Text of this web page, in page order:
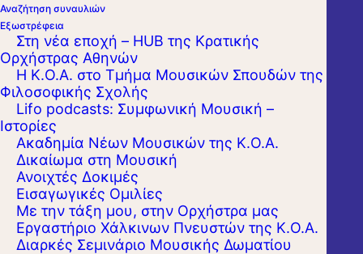
Αναζήτηση συναυλιών
Εξωστρέφεια
Στη νέα εποχή – HUB της Κρατικής
Ορχήστρας Αθηνών
Η Κ.Ο.Α. στο Τμήμα Μουσικών Σπουδών της
Φιλοσοφικής Σχολής
Lifo podcasts: Συμφωνική Μουσική –
Ιστορίες
Ακαδημία Νέων Μουσικών της Κ.Ο.Α.
Δικαίωμα στη Μουσική
Ανοιχτές Δοκιμές
Εισαγωγικές Ομιλίες
Με την τάξη μου, στην Ορχήστρα μας
Εργαστήριo Χάλκινων Πνευστών της Κ.Ο.Α.
Διαρκές Σεμινάριο Μουσικής Δωματίου